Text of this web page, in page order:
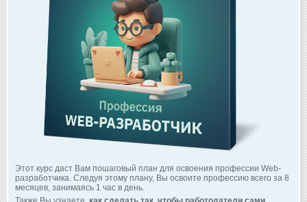
Этот курс даст Вам пошаговый план для освоения профессии Web-
разработчика. Следуя этому плану, Вы освоите профессию всего за 8
месяцев, занимаясь 1 час в день.